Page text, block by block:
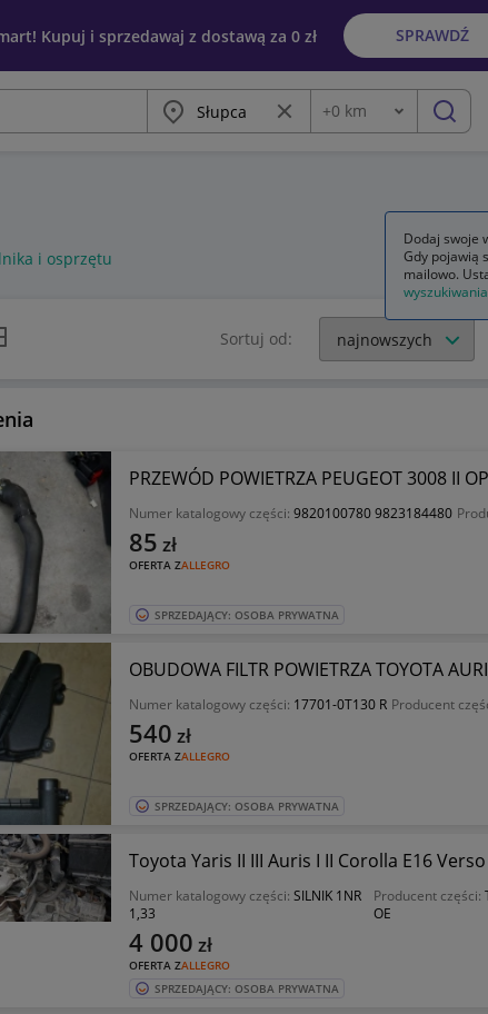
Kupuj i sprzedawaj z dostawą za 0 zł SPRAWDŹ
Miasto Wyczyść frazę
Odległość
+0 km szukaj
i osprzętu
siatki Sortuj od:
PRZEWÓD POWIETRZA PEUGEOT 3008 II
Numer katalogowy części: 9820100780 9823184480
OFERTA ZALLEGRO
85 zł
SPRZEDAJĄCY: OSOBA PRYWATNA
OBUDOWA FILTR POWIETRZA TOYOTA
Numer katalogowy części: 17701-0T130 R Producent
OFERTA ZALLEGRO
540 zł
SPRZEDAJĄCY: OSOBA PRYWATNA
Toyota Yaris II III Auris I II Corolla E16
Numer katalogowy części: SILNIK 1NR
1,33
Producent części:
OE
OFERTA ZALLEGRO
4 000 zł
SPRZEDAJĄCY: OSOBA PRYWATNA
Dodaj swoje
Gdy pojawią
mailowo.